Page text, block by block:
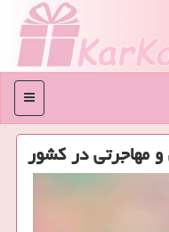
منو
مهاجرتی در کشور